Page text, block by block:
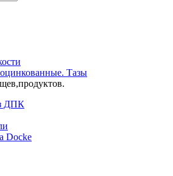
Тазы